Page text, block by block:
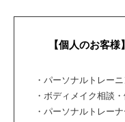
【個人のお客様】
・パーソナルトレー
・ボディメイク相談
・パーソナルトレー